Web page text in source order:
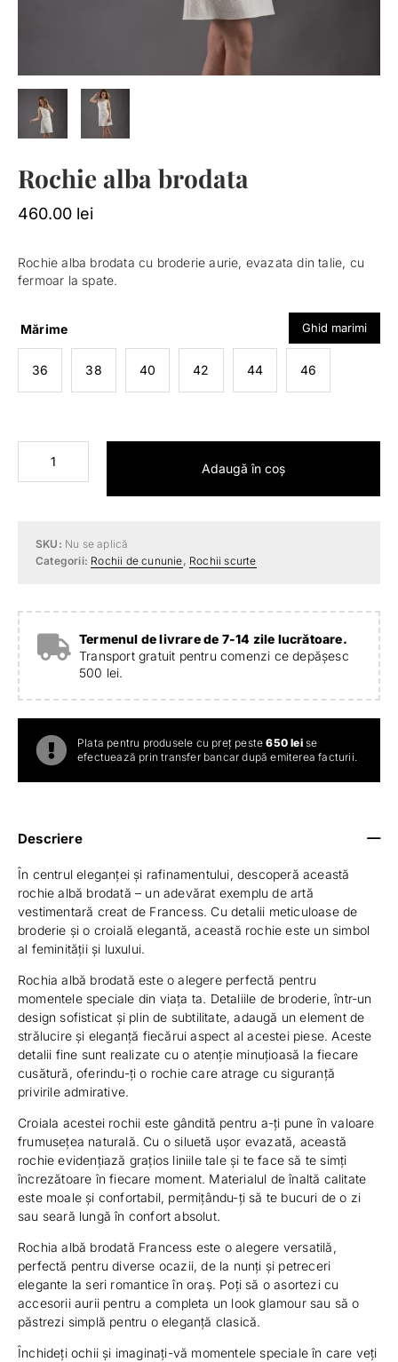
Rochie alba brodata
460.00 lei
Rochie alba brodata cu broderie aurie, evazata din talie, cu
fermoar la spate.
Ghid marimi
Mărime
36 38 40 42 44 46
Cantitate
Rochie
Adaugă în coș
SKU: Nu se aplică
Categorii: Rochii de cununie, Rochii scurte
Termenul de livrare de 7-14 zile lucrătoare.
Transport gratuit pentru comenzi ce depășesc
500 lei.
Plata pentru produsele cu preț peste650 leise
efectuează prin transfer bancar după emiterea facturii.
Descriere
În centrul eleganței și rafinamentului, descoperă această
rochie albă brodată – un adevărat exemplu de artă
vestimentară creat de Francess. Cu detalii meticuloase de
broderie și o croială elegantă, această rochie este un simbol
al feminității și luxului.
Rochia albă brodată este o alegere perfectă pentru
momentele speciale din viața ta. Detaliile de broderie, într-un
design sofisticat și plin de subtilitate, adaugă un element de
strălucire și eleganță fiecărui aspect al acestei piese. Aceste
detalii fine sunt realizate cu o atenție minuțioasă la fiecare
cusătură, oferindu-ți o rochie care atrage cu siguranță
privirile admirative.
Croiala acestei rochii este gândită pentru a-ți pune în valoare
frumusețea naturală. Cu o siluetă ușor evazată, această
rochie evidențiază grațios liniile tale și te face să te simți
încrezătoare în fiecare moment. Materialul de înaltă calitate
este moale și confortabil, permițându-ți să te bucuri de o zi
sau seară lungă în confort absolut.
Rochia albă brodată Francess este o alegere versatilă,
perfectă pentru diverse ocazii, de la nunți și petreceri
elegante la seri romantice în oraș. Poți să o asortezi cu
accesorii aurii pentru a completa un look glamour sau să o
păstrezi simplă pentru o eleganță clasică.
Închideți ochii și imaginați-vă momentele speciale în care veți